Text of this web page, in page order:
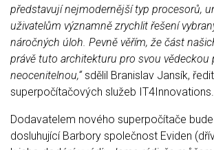
představují nejmodernější typ procesorů,
uživatelům významně zrychlit řešení
náročných úloh . Pevně věřím, že část
právě tuto architekturu pro svou vědeckou
neocenitelnou,“sdělil Branislav Jansík,
superpočítačových služeb IT4Innovations.
Dodavatelem nového superpočítače
dosluhující Barbory společnost Eviden